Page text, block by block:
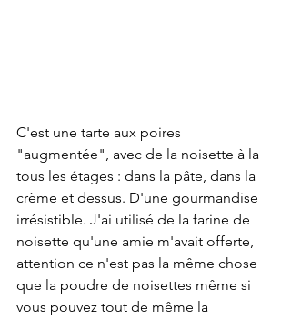
C'est une tarte aux poires
"augmentée", avec de la noisette à la
tous les étages : dans la pâte, dans la
crème et dessus. D'une gourmandise
irrésistible. J'ai utilisé de la farine de
noisette qu'une amie m'avait offerte,
attention ce n'est pas la même chose
que la poudre de noisettes même si
vous pouvez tout de même la